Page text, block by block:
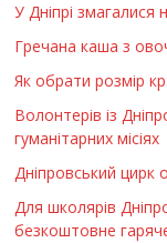
У Дніпрі змагалися
Гречана каша з
Як обрати розмір
Волонтерів із
гуманітарних місіях
Дніпровський цирк
Для школярів
безкоштовне